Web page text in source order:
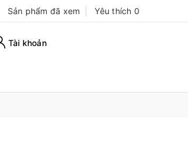
Sản phẩm đã xem Yêu thích 0
Tài khoản